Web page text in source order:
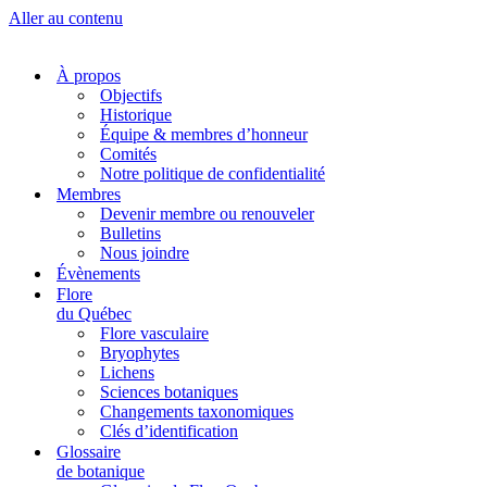
Aller au contenu
À propos
Objectifs
Historique
Équipe & membres d’honneur
Comités
Notre politique de confidentialité
Membres
Devenir membre ou renouveler
Bulletins
Nous joindre
Évènements
Flore
du Québec
Flore vasculaire
Bryophytes
Lichens
Sciences botaniques
Changements taxonomiques
Clés d’identification
Glossaire
de botanique